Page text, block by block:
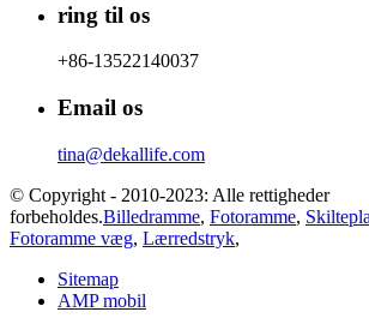
ring til os
+86-13522140037
Email os
tina@dekallife.com
© Copyright - 2010-2023: Alle rettigheder
forbeholdes.Billedramme, Fotoramme,
Fotoramme væg, Lærredstryk,
Sitemap
AMP mobil